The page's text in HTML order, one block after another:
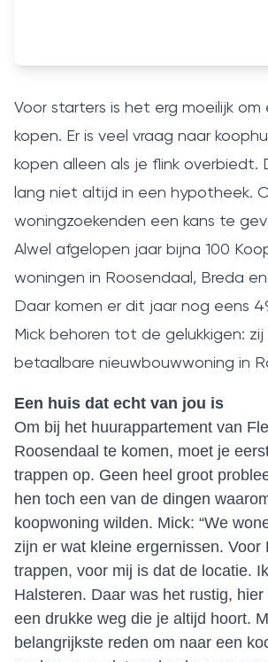
Voor starters is het erg moeilijk om
kopen. Er is veel vraag naar
kopen alleen als je flink
lang niet altijd in een hypotheek.
woningzoekenden een kans te
Alwel afgelopen jaar bijna 100
woningen in Roosendaal, Breda
Daar komen er dit jaar nog eens
Mick behoren tot de gelukkigen:
betaalbare nieuwbouwwoning in
Een huis dat echt van jou is
Om bij het huurappartement van
Roosendaal te komen, moet je
trappen op. Geen heel groot
hen toch een van de dingen
koopwoning wilden. Mick: “We
zijn er wat kleine ergernissen. Voor
trappen, voor mij is dat de locatie.
Halsteren. Daar was het rustig,
een drukke weg die je altijd hoort.
belangrijkste reden om naar een